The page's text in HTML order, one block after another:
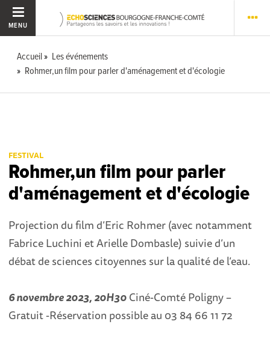
MENU
Accueil
Les événements
Rohmer,un film pour parler d'aménagement et d'écologie
FESTIVAL
Rohmer,un film pour parler
d'aménagement et d'écologie
Projection du film d’Eric Rohmer (avec notamment
Fabrice Luchini et Arielle Dombasle) suivie d’un
débat de sciences citoyennes sur la qualité de l’eau.
6 novembre 2023, 20H30Ciné-Comté Poligny –
Gratuit -Réservation possible au 03 84 66 11 72